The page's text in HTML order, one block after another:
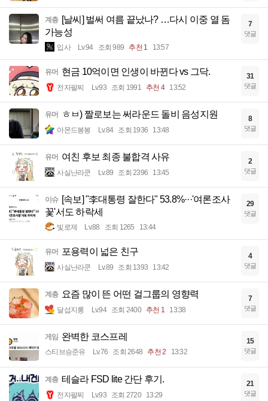
계층 [날씨] 벌써 여름 끝났나? …다시 이중 열 돔
가능성
입사 Lv.94 조회 989 추천 1 13:57
7
댓글
유머 현금 10억이면 인생이 바뀐다 vs 그닥.
전자팔찌 Lv.93 조회 1991 추천 4 13:52
31
댓글
유머 ㅎㅂ) 짤로보는 써라운드 돌비 음성지원
아몬드봉봉 Lv.84 조회 1936 13:48
8
댓글
유머 여친 후보 최종 불합격 사유
사실난라쿤 Lv.89 조회 2396 13:45
2
댓글
이슈 [속보] "李대통령 잘한다" 53.8%···'여론조사
꽃'서도 하락세
빛로제 Lv.88 조회 1265 13:44
29
댓글
유머 포용력이 넓은 친구
사실난라쿤 Lv.89 조회 1393 13:42
4
댓글
계층 요즘 많이 뜬 어떤 걸그룹의 영향력
달섭지롱 Lv.94 조회 2400 추천 1 13:38
7
댓글
게임 완벽한 코스프레
스티브승준유 Lv.76 조회 2648 추천 2 13:32
15
댓글
계층 테슬라 FSD lite 간단 후기.
전자팔찌 Lv.93 조회 2720 13:29
21
댓글